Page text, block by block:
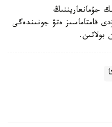
جۇمانعاريننىڭ
قامتاماسىز ەتۋ جونىندەگى